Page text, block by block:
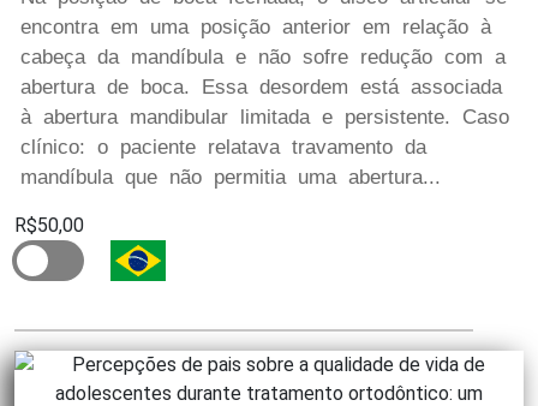
encontra em uma posição anterior em relação à
cabeça da mandíbula e não sofre redução com a
abertura de boca. Essa desordem está associada
à abertura mandibular limitada e persistente. Caso
clínico: o paciente relatava travamento da
mandíbula que não permitia uma abertura...
R$50,00